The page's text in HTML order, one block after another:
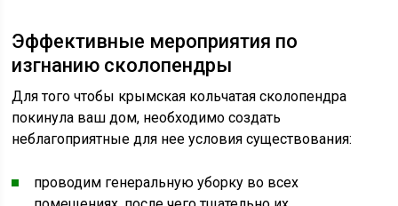
Эффективные мероприятия по
изгнанию сколопендры
Для того чтобы крымская кольчатая сколопендра
покинула ваш дом, необходимо создать
неблагоприятные для нее условия существования:
проводим генеральную уборку во всех